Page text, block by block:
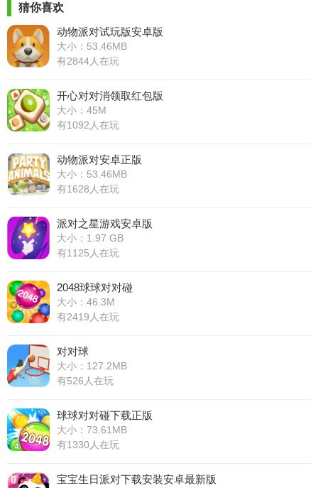
猜你喜欢
动物派对试玩版安卓版
大小：53.46MB
有2844人在玩
开心对对消领取红包版
大小：45M
有1092人在玩
动物派对安卓正版
大小：53.46MB
有1628人在玩
派对之星游戏安卓版
大小：1.97 GB
有1125人在玩
2048球球对对碰
大小：46.3M
有2419人在玩
对对球
大小：127.2MB
有526人在玩
球球对对碰下载正版
大小：73.61MB
有1330人在玩
宝宝生日派对下载安装安卓最新版